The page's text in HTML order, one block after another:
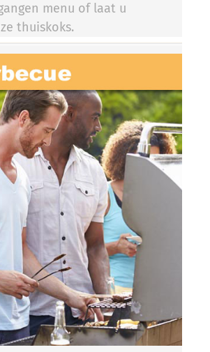
menu of laat u
thuiskoks.